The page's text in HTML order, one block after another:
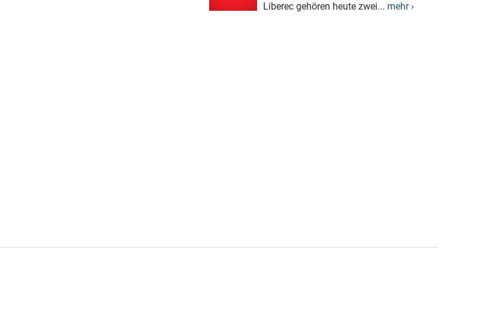
Liberec gehören heute zwei... mehr ›